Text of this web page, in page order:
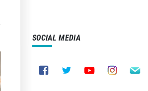
SOCIAL MEDIA